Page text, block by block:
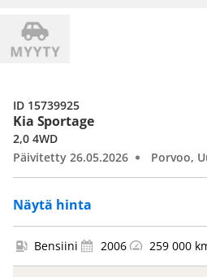
Kia Sportage
Näytä hinta
2,0 4WD
Päivitetty 26.05.2026
Porvoo,
ID 15739925
Bensiini 2006 259 000